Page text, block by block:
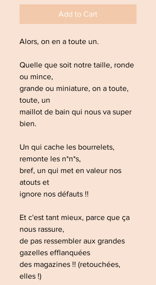
Add to Cart
Alors, on en a toute un.
Quelle que soit notre taille, ronde
ou mince,
grande ou miniature, on a toute,
toute, un
maillot de bain qui nous va super
bien.
Un qui cache les bourrelets,
remonte les n*n*s,
bref, un qui met en valeur nos
atouts et
ignore nos défauts !!
Et c'est tant mieux, parce que ça
nous rassure,
de pas ressembler aux grandes
gazelles efflanquées
des magazines !! (retouchées,
elles !)